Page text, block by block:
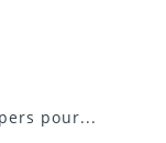
pour...